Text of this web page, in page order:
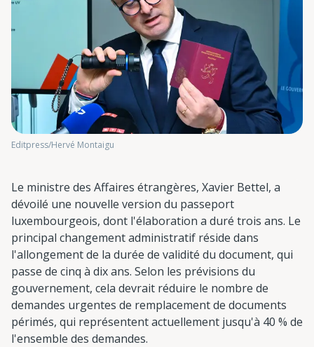
Editpress/Hervé Montaigu
Le ministre des Affaires étrangères, Xavier Bettel, a
dévoilé une nouvelle version du passeport
luxembourgeois, dont l'élaboration a duré trois ans. Le
principal changement administratif réside dans
l'allongement de la durée de validité du document, qui
passe de cinq à dix ans. Selon les prévisions du
gouvernement, cela devrait réduire le nombre de
demandes urgentes de remplacement de documents
périmés, qui représentent actuellement jusqu'à 40 % de
l'ensemble des demandes.